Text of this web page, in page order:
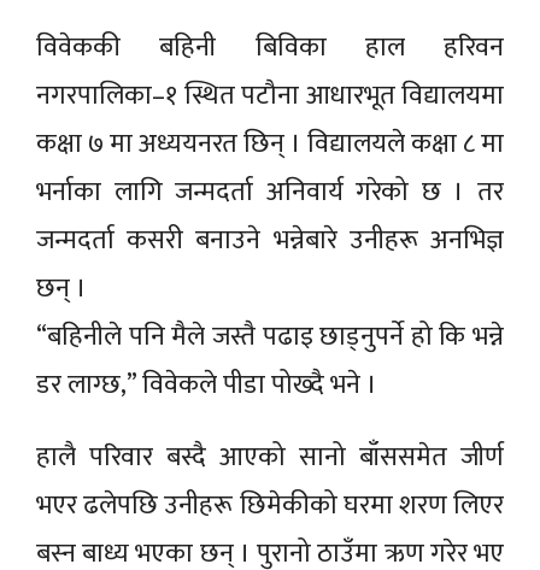
विवेककी बहिनी बिविका हाल हरिवन
नगरपालिका–१ स्थित पटौना आधारभूत विद्यालयमा
कक्षा ७ मा अध्ययनरत छिन् । विद्यालयले कक्षा ८ मा
भर्नाका लागि जन्मदर्ता अनिवार्य गरेको छ । तर
जन्मदर्ता कसरी बनाउने भन्नेबारे उनीहरू अनभिज्ञ
छन् ।
“बहिनीले पनि मैले जस्तै पढाइ छाड्नुपर्ने हो कि भन्ने
डर लाग्छ,” विवेकले पीडा पोख्दै भने ।
हालै परिवार बस्दै आएको सानो बाँससमेत जीर्ण
भएर ढलेपछि उनीहरू छिमेकीको घरमा शरण लिएर
बस्न बाध्य भएका छन् । पुरानो ठाउँमा ऋण गरेर भए